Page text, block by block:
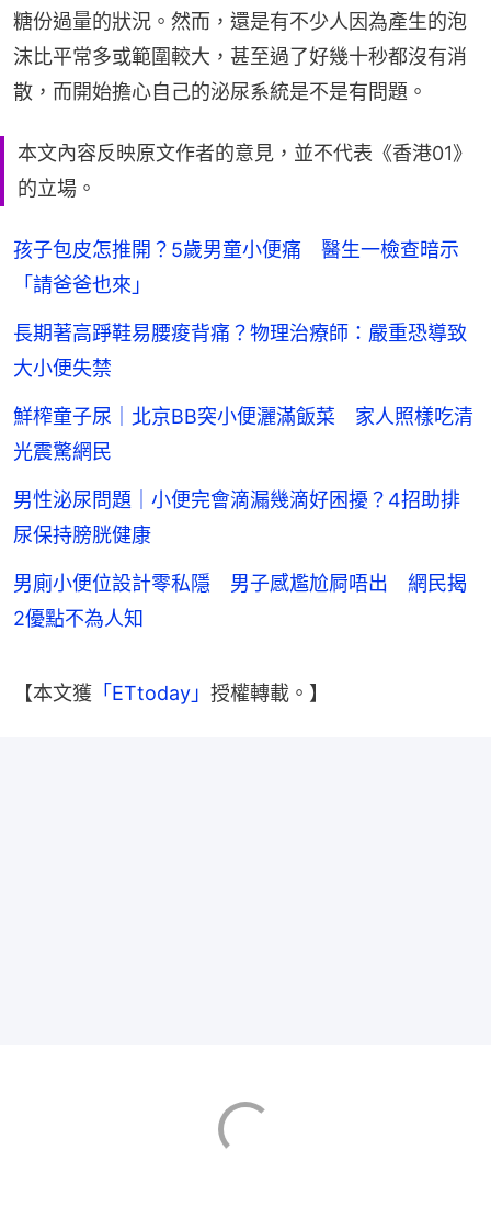
糖份過量的狀況。然而，還是有不少人因為產生的泡
沫比平常多或範圍較大，甚至過了好幾十秒都沒有消
散，而開始擔心自己的泌尿系統是不是有問題。
本文內容反映原文作者的意見，並不代表《香港01》
的立場。
孩子包皮怎推開？5歲男童小便痛 醫生一檢查暗示
「請爸爸也來」
長期著高踭鞋易腰痠背痛？物理治療師：嚴重恐導致
大小便失禁
鮮榨童子尿｜北京BB突小便灑滿飯菜 家人照樣吃清
光震驚網民
男性泌尿問題｜小便完會滴漏幾滴好困擾？4招助排
尿保持膀胱健康
男廁小便位設計零私隱 男子感尷尬屙唔出 網民揭
2優點不為人知
【本文獲 「ETtoday」 授權轉載。】